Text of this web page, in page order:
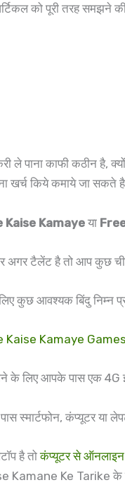
को पूरी तरह समझने
ले पाना काफी कठीन है,
खर्च किये कमाये जा सकते
Kaise Kamaye या
अगर टैलेंट है तो आप कुछ
कुछ आवश्यक बिंदु निम्न
Kamaye Games
के लिए आपके पास एक
स्मार्टफोन, कंप्यूटर या
है तोकंप्यूटर से
Kamane Ke Tarike के